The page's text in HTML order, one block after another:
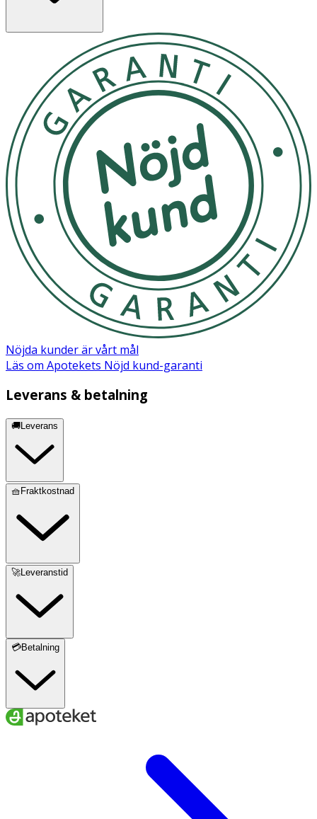
Nöjda kunder är vårt mål
Läs om Apotekets Nöjd kund-garanti
Leverans & betalning
🚚Leverans
🧺Fraktkostnad
🚀Leveranstid
💳Betalning